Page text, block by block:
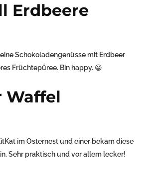
Erdbeere
Schokoladengenüsse mit Erdbeer
Früchtepüree. Bin happy. 😀
Waffel
im Osternest und einer bekam diese
Sehr praktisch und vor allem lecker!